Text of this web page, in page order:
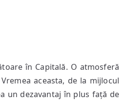
în Capitală. O atmosferă
aceasta, de la mijlocul
un dezavantaj în plus față de